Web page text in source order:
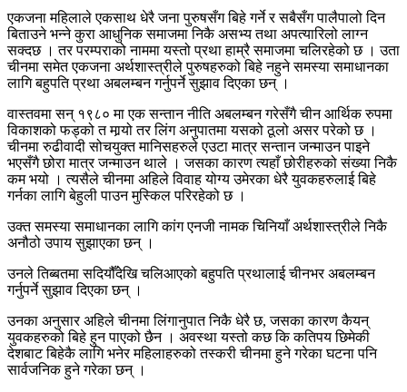
एकजना महिलाले एकसाथ धेरै जना पुरुषसँग बिहे गर्ने र सबैसँग पालैपालो दिन
बिताउने भन्ने कुरा आधुनिक समाजमा निकै असभ्य तथा अपत्यारिलो लाग्न
सक्दछ । तर परम्पराको नाममा यस्तो प्रथा हाम्रै समाजमा चलिरहेको छ । उता
चीनमा समेत एकजना अर्थशास्त्रीले पुरुषहरुको बिहे नहुने समस्या समाधानका
लागि बहुपति प्रथा अबलम्बन गर्नुपर्ने सुझाव दिएका छन् ।
वास्तवमा सन् १९८० मा एक सन्तान नीति अबलम्बन गरेसँगै चीन आर्थिक रुपमा
विकाशको फड्को त मार्‍यो तर लिंग अनुपातमा यसको ठूलो असर परेको छ ।
चीनमा रुढीवादी सोचयुक्त मानिसहरुले एउटा मात्र सन्तान जन्माउन पाइने
भएसँगै छोरा मात्र जन्माउन थाले । जसका कारण त्यहाँ छोरीहरुको संख्या निकै
कम भयो । त्यसैले चीनमा अहिले विवाह योग्य उमेरका धेरै युवकहरुलाई बिहे
गर्नका लागि बेहुली पाउन मुस्किल परिरहेको छ ।
उक्त समस्या समाधानका लागि कांग एनजी नामक चिनियाँ अर्थशास्त्रीले निकै
अनौठो उपाय सुझाएका छन् ।
उनले तिब्बतमा सदियौँदेखि चलिआएको बहुपति प्रथालाई चीनभर अबलम्बन
गर्नुपर्ने सुझाव दिएका छन् ।
उनका अनुसार अहिले चीनमा लिंगानुपात निकै धेरै छ, जसका कारण कैयन्
युवकहरुको बिहे हुन पाएको छैन । अवस्था यस्तो कछ कि कतिपय छिमेकी
देशबाट बिहेकै लागि भनेर महिलाहरुको तस्करी चीनमा हुने गरेका घटना पनि
सार्वजनिक हुने गरेका छन् ।